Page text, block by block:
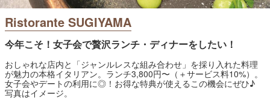
Ristorante SUGIYAMA
今年こそ！女子会で贅沢ランチ・ディナーをしたい！
おしゃれな店内と「ジャンルレスな組み合わせ」を採り入れた料理
が魅力の本格イタリアン。ランチ3,800円〜（＋サービス料10%）。
女子会やデートの利用に◎！お得な特典が使えるこの機会にぜひ♪
写真はイメージ。